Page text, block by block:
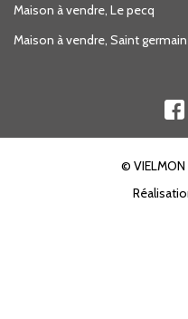
Maison à vendre, Le pecq
Maison à vendre, Saint
© VIELMON